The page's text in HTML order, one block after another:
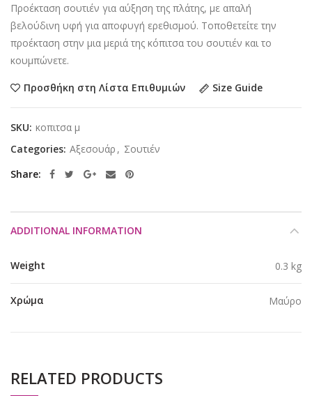
Προέκταση σουτιέν για αύξηση της πλάτης, με απαλή
βελούδινη υφή για αποφυγή ερεθισμού. Τοποθετείτε την
προέκταση στην μια μεριά της κόπιτσα του σουτιέν και το
κουμπώνετε.
Προσθήκη στη Λίστα Επιθυμιών Size Guide
SKU: κοπιτσα μ
Categories: Αξεσουάρ , Σουτιέν
Share
ADDITIONAL INFORMATION
Weight 0.3 kg
Χρώμα Μαύρο
RELATED PRODUCTS